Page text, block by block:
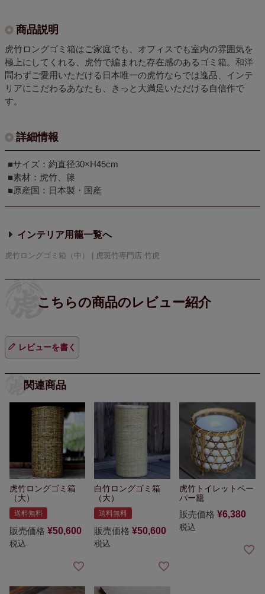
商品説明
虎竹ロングゴミ箱はご家庭でも、オフィスでも室内の雰囲気を
極上にしてくれる、虎竹で編まれた存在感のあるゴミ箱。和洋
問わずご愛用いただける日本唯一の虎竹ならでは逸品、インテ
リアにこだわるあなたも、きっと大満足いただける自信作で
す。
詳細情報
■サイズ：約直径30×H45cm
■素材：虎竹、籐
■原産国：日本製・国産
インテリア用籠
虎竹ロングゴミ箱（中） | 虎斑竹専門店 竹虎
レビューを書く
関連商品
虎竹ロングゴミ箱
（大）
送料無料
販売価格 ¥50,600
税込
白竹ロングゴミ箱
（大）
送料無料
販売価格 ¥50,600
税込
虎竹トイレットペー
パー籠
販売価格 ¥6,380
税込